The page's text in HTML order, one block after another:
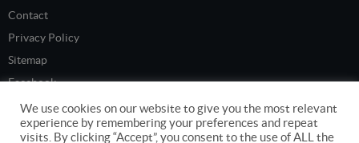
Contact
Privacy Policy
Sitemap
Facebook
Twitter
We use cookies on our website to give you the most relevant
experience by remembering your preferences and repeat
visits. By clicking “Accept”, you consent to the use of ALL the